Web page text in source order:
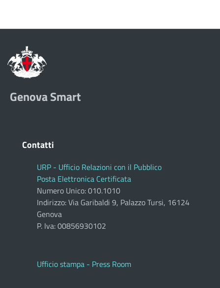
Genova Smart
Contatti
URP - Ufficio Relazioni con il Pubblico
Posta Elettronica Certificata
Numero Unico: 010.1010
Indirizzo: Via Garibaldi 9, Palazzo Tursi, 16124
Genova
P. Iva: 00856930102
Ufficio stampa - Press Room